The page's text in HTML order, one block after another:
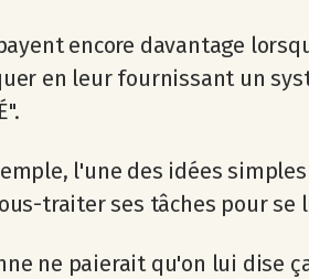
encore davantage
en leur fournissant un
l'une des idées
traiter ses tâches pour se
ne paierait qu'on lui dise